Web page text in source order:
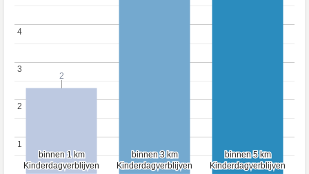
Kinderdagverblijven
Kinderdagverblijven
binnen 1 km
binnen 1 km
Kinderdagverblijven
Kinderdagverblijven
binnen 3 km
binnen 3 km
Kinderdagverblijven
Kinderdagverblijven
binnen 5 km
binnen 5 km
11
2
2
3
3
4
4
2
2